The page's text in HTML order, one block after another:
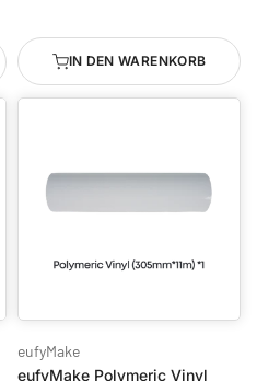
IN DEN WARENKORB
eufyMake
eufyMake Polymeric Vinyl